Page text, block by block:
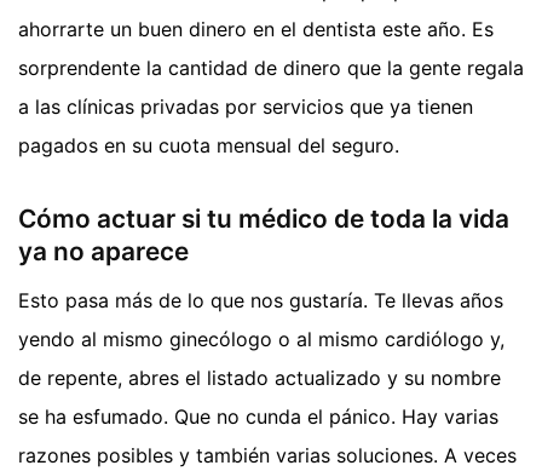
ahorrarte un buen dinero en el dentista este año. Es
sorprendente la cantidad de dinero que la gente regala
a las clínicas privadas por servicios que ya tienen
pagados en su cuota mensual del seguro.
Cómo actuar si tu médico de toda la vida
ya no aparece
Esto pasa más de lo que nos gustaría. Te llevas años
yendo al mismo ginecólogo o al mismo cardiólogo y,
de repente, abres el listado actualizado y su nombre
se ha esfumado. Que no cunda el pánico. Hay varias
razones posibles y también varias soluciones. A veces